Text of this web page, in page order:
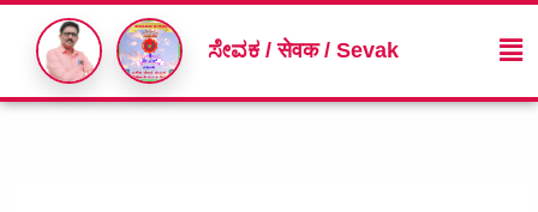
content
ಸೇವಕ / सेवक / Sevak